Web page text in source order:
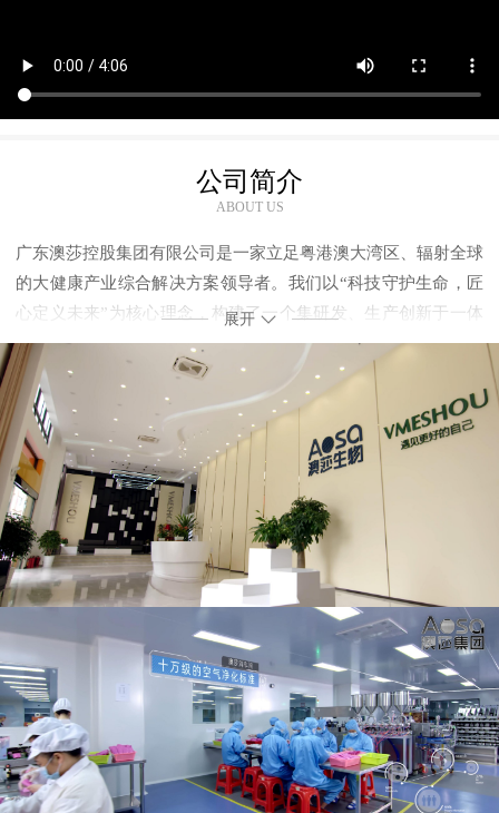
公司简介
ABOUT US
广东澳莎控股集团有限公司是一家立足粤港澳大湾区、辐射全球
的大健康产业综合解决方案领导者。我们以“科技守护生命，匠
心定义未来”为核心理念，构建了一个集研发、生产创新于一体
的现代化大健康产业生态系统，致力于为全球客户与消费者提供
全方位、高品质的健康与美丽产品解决方案。
我们通过精准的战略布局与产业协同，形成了覆盖多个健康领域
的专业矩阵:
1.美丽科技领域
广东澳莎医药科技有限公司:专注于护肤品及个人洗护产品的深
度研发与 OEM/ODM 智造。我们将生物科技与天然精粹相融
合，为全球品牌提供从配方研发到规模化生产的一站式解决方
案。
·广东澳莎健康管理有限公司:聚焦于功能食品与大健康食品的研
发创新，为战略合作伙伴提供专业的定制化生产服务，以前沿营
养科学赋能健康生活。
广东澳昕医药科技有限公司:致力于特殊膳食与功能营养食品的
科学研发与生产代工，以精准营养理念满足多元化市场需求。
3.健康产业领域
展开